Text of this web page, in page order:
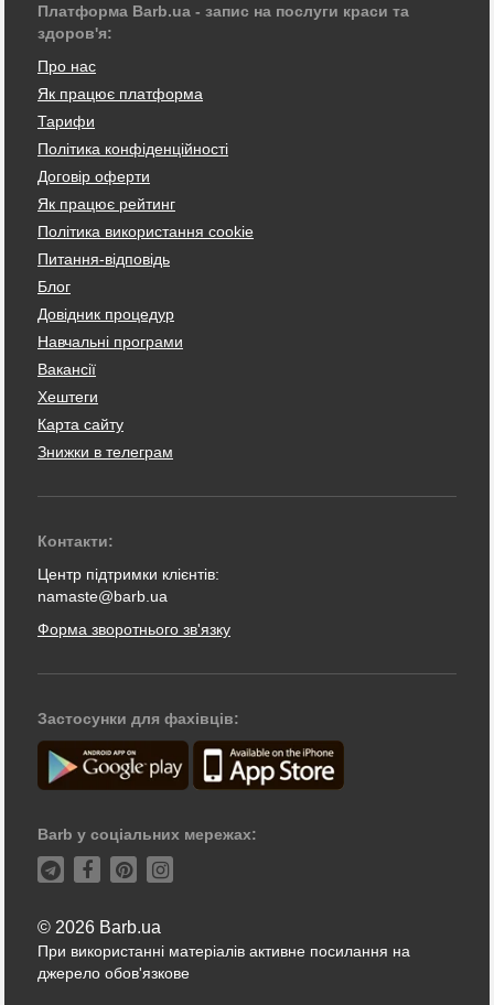
Платформа Barb.ua - запис на послуги краси та
здоров'я:
Про нас
Як працює платформа
Тарифи
Політика конфіденційності
Договір оферти
Як працює рейтинг
Політика використання cookie
Питання-відповідь
Блог
Довідник процедур
Навчальні програми
Вакансії
Хештеги
Карта сайту
Знижки в телеграм
Контакти:
Центр підтримки клієнтів:
namaste@barb.ua
Форма зворотнього зв'язку
Застосунки для фахівців:
Barb у соціальних мережах:
© 2026 Barb.ua
При використанні матеріалів активне посилання на
джерело обов'язкове